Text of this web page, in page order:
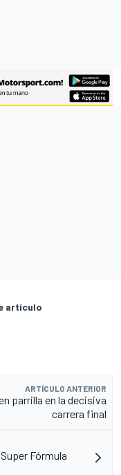
artículo
ARTÍCULO ANTERIOR
parrilla en la decisiva
carrera final
Fórmula